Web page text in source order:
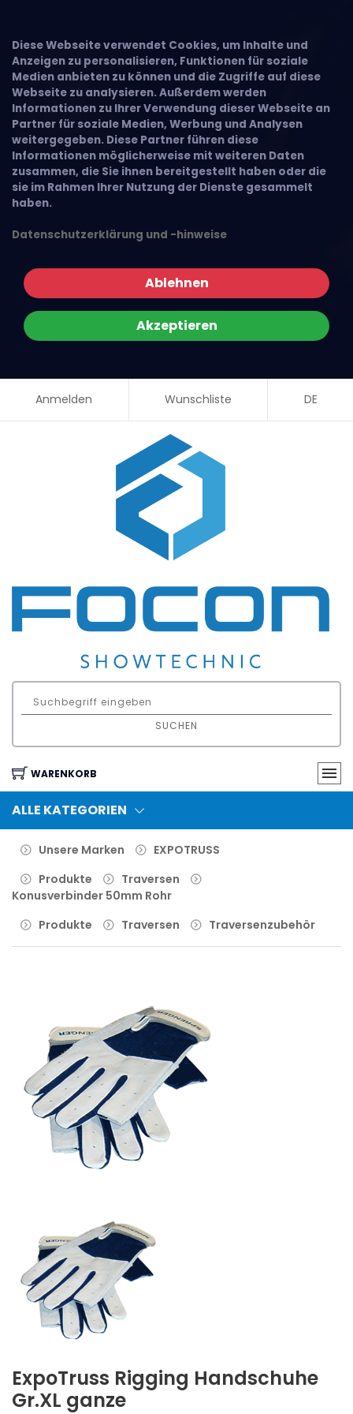
Diese Webseite verwendet Cookies, um Inhalte und
Anzeigen zu personalisieren, Funktionen für soziale
Medien anbieten zu können und die Zugriffe auf diese
Webseite zu analysieren. Außerdem werden
Informationen zu Ihrer Verwendung dieser Webseite an
Partner für soziale Medien, Werbung und Analysen
weitergegeben. Diese Partner führen diese
Informationen möglicherweise mit weiteren Daten
zusammen, die Sie ihnen bereitgestellt haben oder die
sie im Rahmen Ihrer Nutzung der Dienste gesammelt
haben.
Datenschutzerklärung und -hinweise
Ablehnen
Akzeptieren
Anmelden Wunschliste DE
SUCHEN
WARENKORB
ALLE KATEGORIEN
Unsere Marken
EXPOTRUSS
Produkte
Traversen
Konusverbinder 50mm Rohr
Produkte
Traversen Traversenzubehör
ExpoTruss Rigging Handschuhe
Gr.XL ganze